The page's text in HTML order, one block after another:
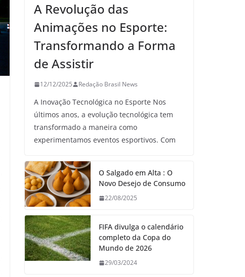
A Revolução das
Animações no Esporte:
Transformando a Forma
de Assistir
12/12/2025 Redação Brasil News
A Inovação Tecnológica no Esporte Nos
últimos anos, a evolução tecnológica tem
transformado a maneira como
experimentamos eventos esportivos. Com
O Salgado em Alta : O
Novo Desejo de Consumo
22/08/2025
FIFA divulga o calendário
completo da Copa do
Mundo de 2026
29/03/2024